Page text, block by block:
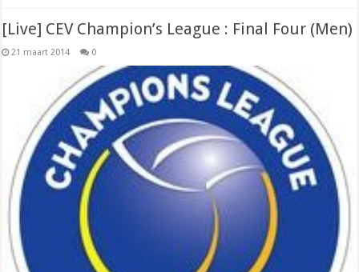
[Live] CEV Champion’s League : Final Four (Men)
21 maart 2014 0